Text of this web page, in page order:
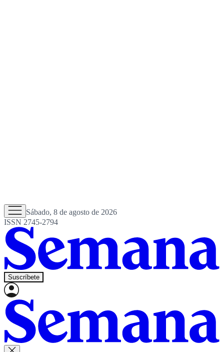
Sábado, 8 de agosto de 2026
ISSN 2745-2794
Suscríbete